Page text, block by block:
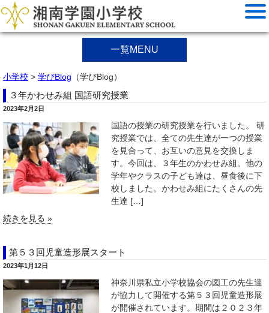
一覧MENU
小学校 > 学びBlog （学びBlog）
３年かわせみ組 国語研究授業
2023年2月2日
国語の授業の研究授業を行いました。 研
究授業では、全ての先生達が一つの授業
を見合って、お互いの意見を交換しま
す。今回は、３年生のかわせみ組。他の
学年やクラスの子ども達は、昼食後に下
校しました。かわせみ組にたくさんの先
生達 […]
続きを見る »
第５３回児童造形展スタート
2023年1月12日
神奈川県私立小学校協会の図工の先生達
が協力して開催する第５３回児童造形展
が開催されています。期間は２０２３年